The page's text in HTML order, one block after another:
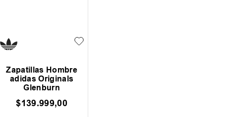
Zapatillas Hombre
adidas Originals
Glenburn
$139.999,00